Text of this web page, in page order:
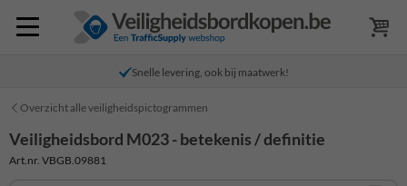
Snelle levering, ook bij maatwerk!
Overzicht alle veiligheidspictogrammen
Veiligheidsbord M023 - betekenis / definitie
Art.nr. VBGB.09881